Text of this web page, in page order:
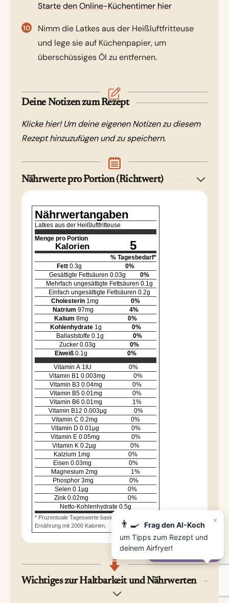
Starte den Online-Küchentimer hier
Nimm die Latkes aus der Heißluftfritteuse
und lege sie auf Küchenpapier, um
überschüssiges Öl zu entfernen.
Deine Notizen zum Rezept
Klicke hier! Um deine eigenen Notizen zu diesem
Rezept hinzuzufügen und zu speichern.
Nährwerte pro Portion (Richtwert)
Nährwertangaben
Latkes aus der Heißluftfritteuse
Menge pro Portion
Kalorien 5
% Tagesbedarf*
Fett 0.3g 0%
Gesättigte Fettsäuren 0.03g 0%
Mehrfach ungesättigte Fettsäuren 0.1g
Einfach ungesättigte Fettsäuren 0.2g
Cholesterin 1mg 0%
Natrium 97mg 4%
Kalium 8mg 0%
Kohlenhydrate 1g 0%
Ballaststoffe 0.1g 0%
Zucker 0.03g 0%
Eiweiß 0.1g 0%
Vitamin A 1 IU 0%
Vitamin B1 0.003mg 0%
Vitamin B3 0.04mg 0%
Vitamin B5 0.01mg 0%
Vitamin B6 0.01mg 1%
Vitamin B12 0.003µg 0%
Vitamin C 0.2mg 0%
Vitamin D 0.01µg 0%
Vitamin E 0.05mg 0%
Vitamin K 0.2µg 0%
Kalzium 1mg 0%
Eisen 0.03mg 0%
Magnesium 2mg 1%
Phosphor 3mg 0%
Selen 0.1µg 0%
Zink 0.02mg 0%
Netto-Kohlenhydrate 0.5g
* Prozentuale Tageswerte basieren auf einer
Ernährung mit 2000 Kalorien.
Wichtiges zur Haltbarkeit und Nährwerten
Frag den AI-Koch
×
👨‍🍳 Frag den AI-Koch
um Tipps zum Rezept und
deinem Airfryer!